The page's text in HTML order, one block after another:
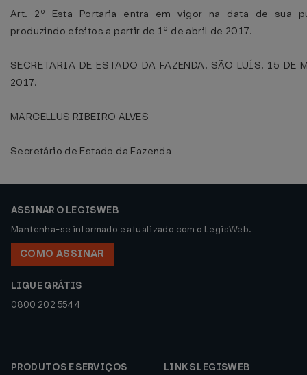
Art. 2º Esta Portaria entra em vigor na data de sua
produzindo efeitos a partir de 1º de abril de 2017.
SECRETARIA DE ESTADO DA FAZENDA, SÃO LUÍS, 15 DE
2017.
MARCELLUS RIBEIRO ALVES
Secretário de Estado da Fazenda
ASSINAR O LEGISWEB
Mantenha-se informado e atualizado com o LegisWeb.
COMO ASSINAR
LIGUE GRÁTIS
0800 202 5544
PRODUTOS E SERVIÇOS
LINKS LEGISWEB